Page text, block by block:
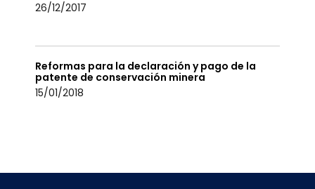
26/12/2017
Reformas para la declaración y pago de la
patente de conservación minera
15/01/2018